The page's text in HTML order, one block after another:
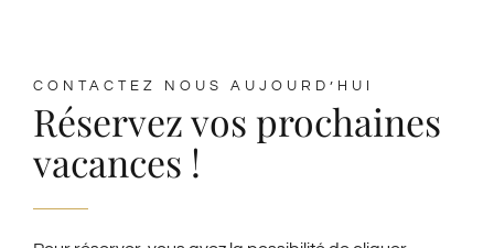
CONTACTEZ NOUS AUJOURD’HUI
Réservez vos prochaines
vacances !